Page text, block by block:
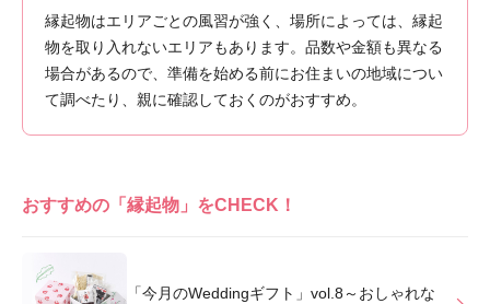
縁起物はエリアごとの風習が強く、場所によっては、縁起
物を取り入れないエリアもあります。品数や金額も異なる
場合があるので、準備を始める前にお住まいの地域につい
て調べたり、親に確認しておくのがおすすめ。
おすすめの「縁起物」をCHECK！
「今月のWeddingギフト」vol.8～おしゃれな